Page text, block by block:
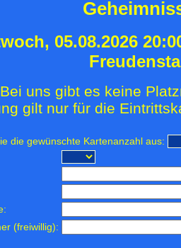
05.08.2026
uns gibt es keine
gilt nur für die
die gewünschte Kartenanzahl aus:
(freiwillig):